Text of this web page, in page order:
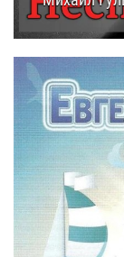
10.10.2014